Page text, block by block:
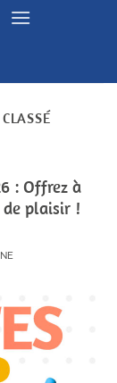
: Offrez à
de plaisir !